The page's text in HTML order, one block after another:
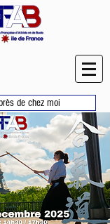
de chez moi